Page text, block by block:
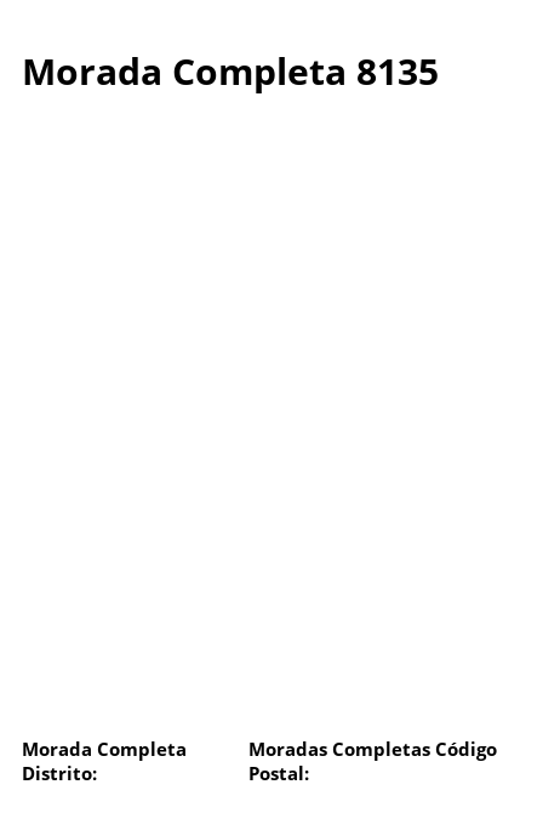
Morada Completa 8135
Morada Completa
Distrito:
Moradas Completas Código
Postal: